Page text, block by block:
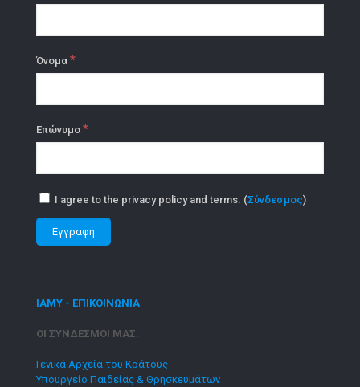
Όνομα *
Επώνυμο *
I agree to the privacy policy and terms. (Σύνδεσμος)
ΙΑΜΥ - ΕΠΙΚΟΙΝΩΝΙΑ
ΟΙ ΣΥΝΔΕΣΜΟΙ ΜΑΣ:
Γενικά Αρχεία του Κράτους
Υπουργείο Παιδείας & Θρησκευμάτων